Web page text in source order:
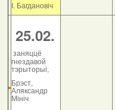
І. Багдановіч
25.02.
заняццё
гнездавой
тэрыторыі,
Брэст,
Аляксандр
Мініч